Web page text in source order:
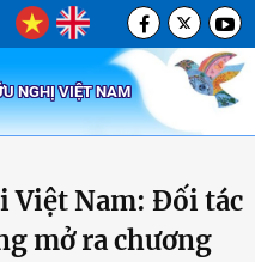
NGHỊ VIỆT NAM
Việt Nam: Đối tác
mở ra chương